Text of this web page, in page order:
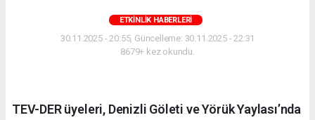
ETKINLIK HABERLERI
30.11.2025 - 20:55, Güncelleme: 30.11.2025 - 22:31
8679+ kez okundu.
TEV-DER üyeleri, Denizli Göleti ve Yörük Yaylası’nda